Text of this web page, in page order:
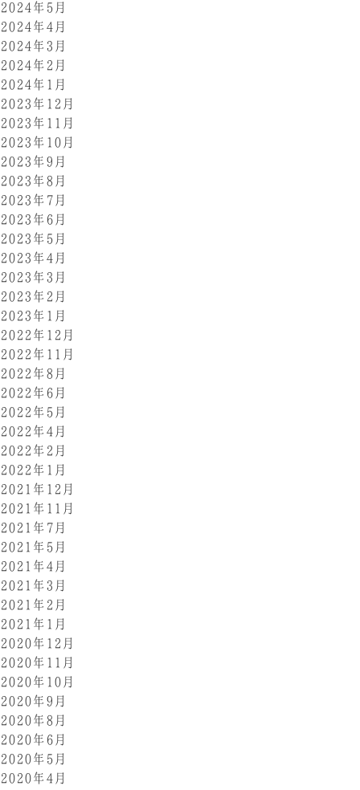
2024年5月
2024年4月
2024年3月
2024年2月
2024年1月
2023年12月
2023年11月
2023年10月
2023年9月
2023年8月
2023年7月
2023年6月
2023年5月
2023年4月
2023年3月
2023年2月
2023年1月
2022年12月
2022年11月
2022年8月
2022年6月
2022年5月
2022年4月
2022年2月
2022年1月
2021年12月
2021年11月
2021年7月
2021年5月
2021年4月
2021年3月
2021年2月
2021年1月
2020年12月
2020年11月
2020年10月
2020年9月
2020年8月
2020年6月
2020年5月
2020年4月